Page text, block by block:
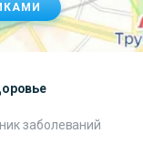
заболеваний